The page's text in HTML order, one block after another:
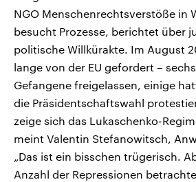
NGO Menschenrechtsverstöße in
besucht Prozesse, berichtet über
politische Willkürakte. Im August
lange von der EU gefordert –
Gefangene freigelassen, einige
die Präsidentschaftswahl
zeige sich das Lukaschenko-
meint Valentin Stefanowitsch,
„Das ist ein bisschen trügerisch.
Anzahl der Repressionen